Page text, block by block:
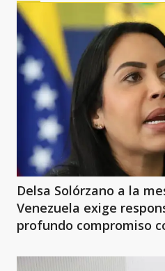
Delsa Solórzano a la
Venezuela exige
profundo compromiso